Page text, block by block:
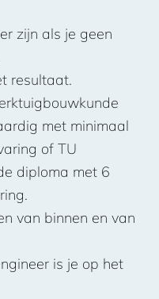
zijn als je geen
resultaat.
met minimaal
of TU
diploma met 6
van binnen en van
is je op het